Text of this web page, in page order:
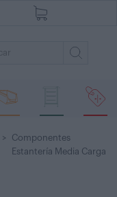
>
Componentes
Estantería Media Carga